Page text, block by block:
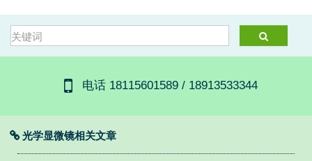
电话 18115601589 / 18913533344
光学显微镜相关文章